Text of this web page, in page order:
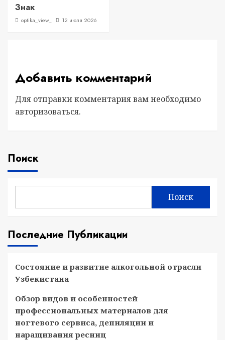
Знак
optika_view_ 12 июля 2026
Добавить комментарий
Для отправки комментария вам необходимо
авторизоваться.
Поиск
Поиск
Последние Публикации
Состояние и развитие алкогольной отрасли
Узбекистана
Обзор видов и особенностей
профессиональных материалов для
ногтевого сервиса, депиляции и
наращивания ресниц